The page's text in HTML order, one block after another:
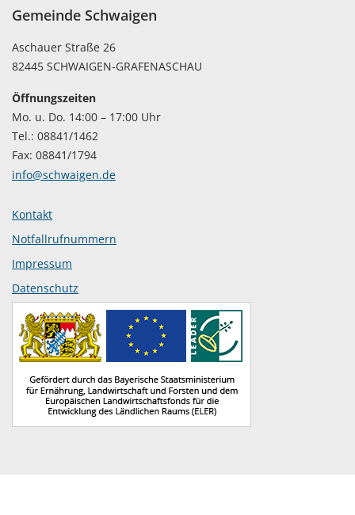
Gemeinde Schwaigen
Aschauer Straße 26
82445 SCHWAIGEN-GRAFENASCHAU
Öffnungszeiten
Mo. u. Do. 14:00 – 17:00 Uhr
Tel.: 08841/1462
Fax: 08841/1794
info@schwaigen.de
Kontakt
Notfallrufnummern
Impressum
Datenschutz